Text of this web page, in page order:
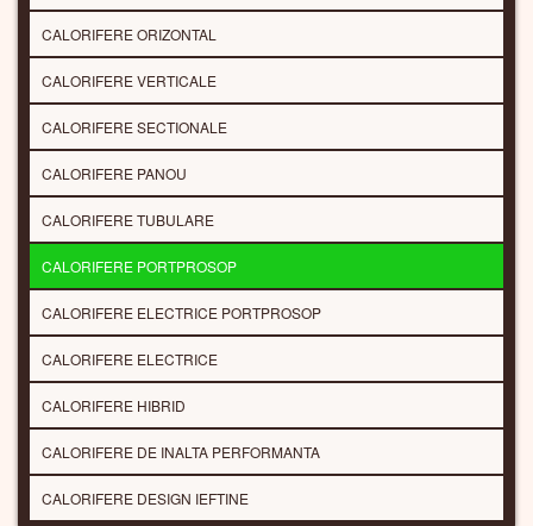
CALORIFERE ORIZONTAL
CALORIFERE VERTICALE
CALORIFERE SECTIONALE
CALORIFERE PANOU
CALORIFERE TUBULARE
CALORIFERE PORTPROSOP
CALORIFERE ELECTRICE PORTPROSOP
CALORIFERE ELECTRICE
CALORIFERE HIBRID
CALORIFERE DE INALTA PERFORMANTA
CALORIFERE DESIGN IEFTINE